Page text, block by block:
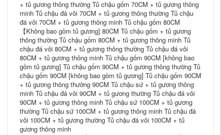
+ tủ gương thông thường Tủ chậu gốm 70CM + tủ gương thông
minh Tủ chậu đá vôi 70CM + tủ gương thông thường Tủ chậu
đá vôi 70CM + tủ gương thông minh Tủ chậu gốm 80CM
【Không bao gồm tủ gương] 80CM Tủ chậu gốm + tủ gương
thông thường Tủ chậu gốm 80CM + tủ gương thông minh Tủ
chậu đá vôi 80CM + tủ gương thông thường Tủ chậu đá vôi
80CM + tủ gương thông minh Tủ chậu gốm 90CM [không bao
gồm tủ gương] Tủ chậu gốm 90CM + tủ gương thông thường Tủ
chậu gốm 90CM [không bao gồm tủ gương] Tủ chậu gốm 90CM
+ tủ gương thông thường 90CM Tủ chậu sứ + tủ gương thông
minh Tủ chậu đá vôi 90CM + tủ gương thường Tủ chậu đá vôi
90CM + tủ gương thông minh Tủ chậu sứ 100CM + tủ gương
thường Tủ chậu sứ 100CM + tủ gương thông minh Tủ chậu đá
vôi 100CM + tủ gương thường Tủ chậu đá vôi 100CM + tủ
gương thông minh